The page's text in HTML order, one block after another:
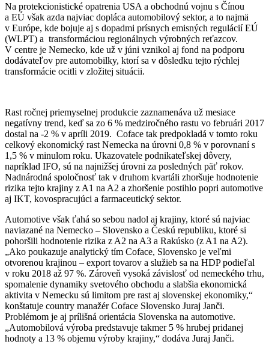
Na protekcionistické opatrenia USA a obchodnú vojnu s Čínou
a EÚ však azda najviac dopláca automobilový sektor, a to najmä
v Európe, kde bojuje aj s dopadmi prísnych emisných regulácií EÚ
(WLPT) a transformáciou regionálnych výrobných reťazcov.
V centre je Nemecko, kde už v júni vznikol aj fond na podporu
dodávateľov pre automobilky, ktorí sa v dôsledku tejto rýchlej
transformácie ocitli v zložitej situácii.
Rast ročnej priemyselnej produkcie zaznamenáva už mesiace
negatívny trend, keď sa zo 6 % medziročného rastu vo februári 2017
dostal na -2 % v apríli 2019. Coface tak predpokladá v tomto roku
celkový ekonomický rast Nemecka na úrovni 0,8 % v porovnaní s
1,5 % v minulom roku. Ukazovatele podnikateľskej dôvery,
napríklad IFO, sú na najnižšej úrovni za posledných päť rokov.
Nadnárodná spoločnosť tak v druhom kvartáli zhoršuje hodnotenie
rizika tejto krajiny z A1 na A2 a zhoršenie postihlo popri automotive
aj IKT, kovospracujúci a farmaceutický sektor.
Automotive však ťahá so sebou nadol aj krajiny, ktoré sú najviac
naviazané na Nemecko – Slovensko a Českú republiku, ktoré si
pohoršili hodnotenie rizika z A2 na A3 a Rakúsko (z A1 na A2).
„Ako poukazuje analytický tím Coface, Slovensko je veľmi
otvorenou krajinou – export tovarov a služieb sa na HDP podieľal
v roku 2018 až 97 %. Zároveň vysoká závislosť od nemeckého trhu,
spomalenie dynamiky svetového obchodu a slabšia ekonomická
aktivita v Nemecku sú limitom pre rast aj slovenskej ekonomiky,“
konštatuje country manažér Coface Slovensko Juraj Janči.
Problémom je aj prílišná orientácia Slovenska na automotive.
„Automobilová výroba predstavuje takmer 5 % hrubej pridanej
hodnoty a 13 % objemu výroby krajiny,“ dodáva Juraj Janči.